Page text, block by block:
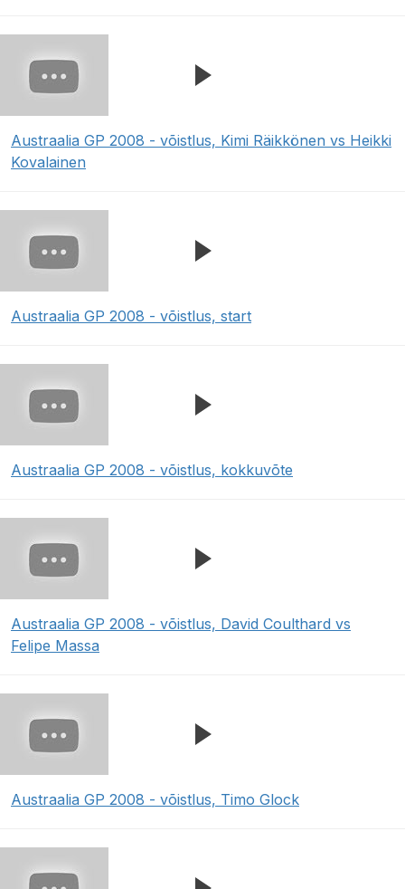
Austraalia GP 2008 - võistlus, Kimi Räikkönen vs Heikki
Kovalainen
Austraalia GP 2008 - võistlus, start
Austraalia GP 2008 - võistlus, kokkuvõte
Austraalia GP 2008 - võistlus, David Coulthard vs
Felipe Massa
Austraalia GP 2008 - võistlus, Timo Glock